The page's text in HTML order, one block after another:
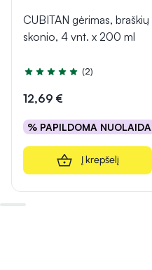
CUBITAN gėrimas, braškių
skonio, 4 vnt. x 200 ml
Įvertinimas 5.0 iš 5
(2)
12,69 €
% PAPILDOMA NUOLAIDA
Į krepšelį